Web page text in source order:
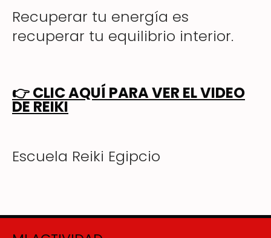
Recuperar tu energía es
recuperar tu equilibrio interior.
👉CLIC AQUÍ PARA VER EL VIDEO
DE REIKI
Escuela Reiki Egipcio